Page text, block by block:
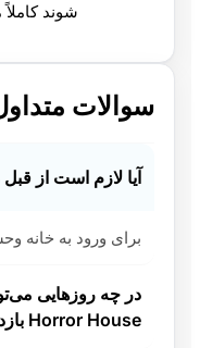
شوند
سوالات
آیا لازم است از
برای ورود به خانه
Horror House بازدید کنم؟